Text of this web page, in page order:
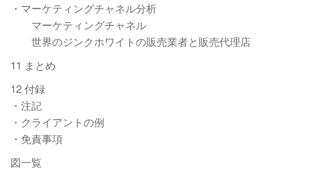
・マーケティングチャネル分析
マーケティングチャネル
世界のジンクホワイトの販売業者と販売代理店
11 まとめ
12 付録
・注記
・クライアントの例
・免責事項
図一覧